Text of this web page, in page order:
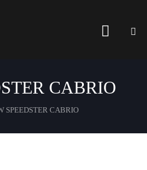
CABRIO
SPEEDSTER CABRIO